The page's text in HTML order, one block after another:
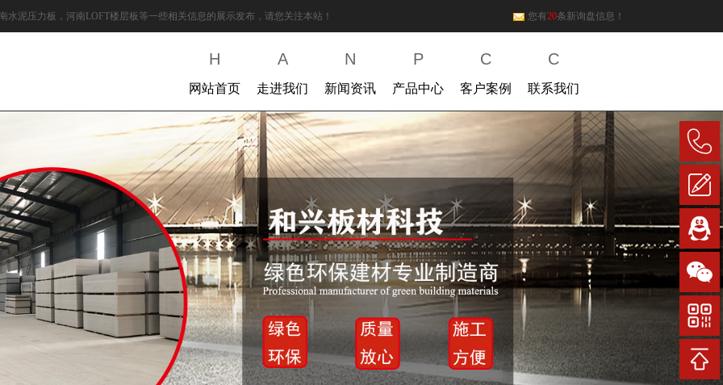
水泥压力板，河南LOFT楼层板等一些相关信息的展示发布，请您关注本站！ 您有20条新询盘信息！
H
网站首页
A
走进我们
N
新闻资讯
P
产品中心
C
客户案例
C
联系我们